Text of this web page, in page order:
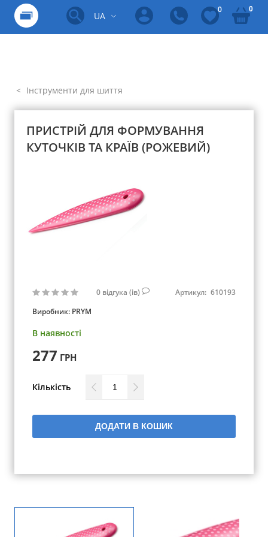
UA
0 0
Інструменти для шиття
ПРИСТРІЙ ДЛЯ ФОРМУВАННЯ
КУТОЧКІВ ТА КРАЇВ (РОЖЕВИЙ)
0 відгука (ів) Артикул: 610193
Виробник: PRYM
В наявності
277 ГРН
Кількість
ДОДАТИ В КОШИК